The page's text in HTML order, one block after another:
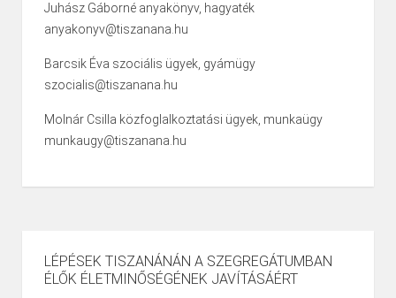
Juhász Gáborné anyakönyv, hagyaték
anyakonyv@tiszanana.hu
Barcsik Éva szociális ügyek, gyámügy
szocialis@tiszanana.hu
Molnár Csilla közfoglalkoztatási ügyek, munkaügy
munkaugy@tiszanana.hu
LÉPÉSEK TISZANÁNÁN A SZEGREGÁTUMBAN
ÉLŐK ÉLETMINŐSÉGÉNEK JAVÍTÁSÁÉRT